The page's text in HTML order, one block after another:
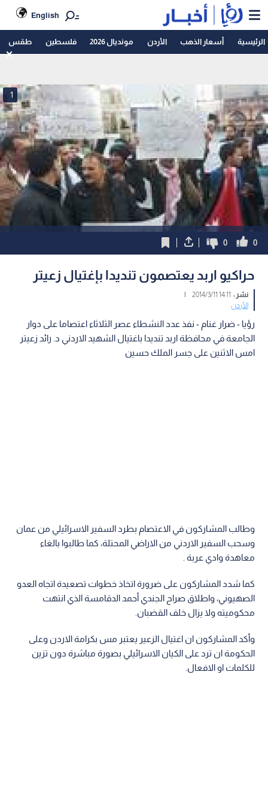
English
الرئيسية أسعار الذهب الأردن مونديال 2026 فلسطين طقس
1
0
0
حراكيو اربد يعتصمون تنديدا بإغتيال زعيتر
نشر : 14:11 2014/3/11
|
الأردن
رؤيا - ضرار غنام - نفذ عدد النشطاء عصر الثلاثاء اعتصاما على دوار
الجامعة في محافظة اربد تنديدا باغتيال الشهيد الاردني د. رائد زعيتر
امس الاثنين على جسر الملك حسين
وطالب المشاركون في الاعتصام بطرد السفير الاسرائيلي من عمان
وسحب السفير الاردني من الاراضي المحتلة، كما طالبوا بالغاء
معاهدة وادي عربة .
كما شدد المشاركون على ضرورة اتخاذ خطوات تصعيدة اتجاه العدو
الصهيوني، واطلاق صراح الجندي أحمد الدقامسة الذي انتهت
محكوميته ولا يزال خلف القضبان.
وأكد المشاركون ان اغتيال الزعير يعتبر مس بكرامة الاردن وعلى
الحكومة ان ترد على الكيان الاسرائيلي بصورة مباشرة دون تزين
للكلمات او الافعال.